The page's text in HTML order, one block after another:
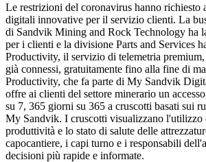
Le restrizioni del coronavirus hanno richiesto
digitali innovative per il servizio clienti. La
di Sandvik Mining and Rock Technology ha
per i clienti e la divisione Parts and Services
Productivity, il servizio di telemetria
già connessi, gratuitamente fino alla fine di
Productivity, che fa parte di My Sandvik
offre ai clienti del settore minerario un
su 7, 365 giorni su 365 a cruscotti basati sui
My Sandvik. I cruscotti visualizzano l'utilizzo
produttività e lo stato di salute delle
capocantiere, i capi turno e i responsabili
decisioni più rapide e informate.